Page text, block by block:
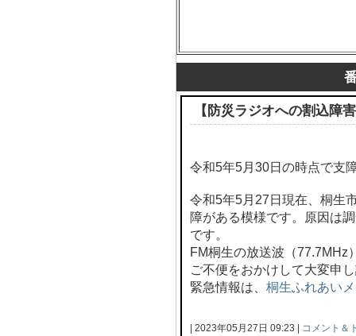
【防災ラジオへの割込障
令和5年5月30日の時点で支
令和5年5月27日現在、桐生
障がある模様です。原因は
です。
FM桐生の放送波（77.7MHz
ご不便をおかけして大変申
緊急情報は、 桐生ふれあい
| 2023年05月27日 09:23 | コメント＆